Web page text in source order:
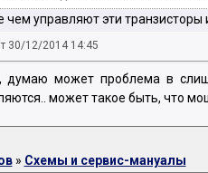
чем управляют эти транзисторы
30/12/2014 14:45
думаю может проблема в
может такое быть, что
» Схемы и сервис-мануалы